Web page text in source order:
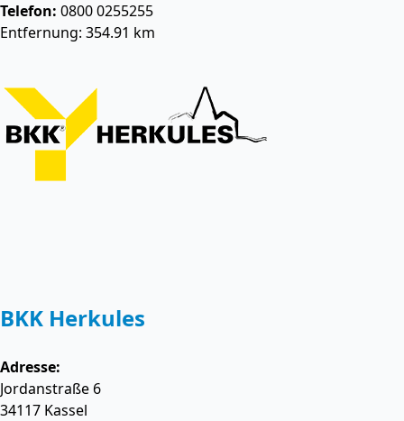
Telefon: 0800 0255255
Entfernung: 354.91 km
BKK Herkules
Adresse:
Jordanstraße 6
34117 Kassel